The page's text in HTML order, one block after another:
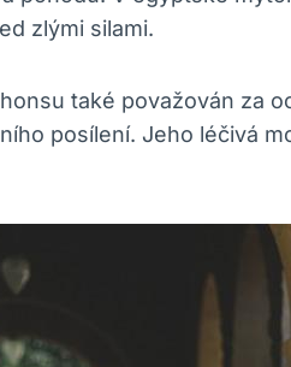
zlými silami.
také považován za
posílení. Jeho léčivá